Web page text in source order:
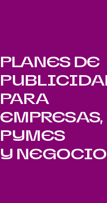
PLANES DE
PARA
EMPRESAS,
PYMES
Y